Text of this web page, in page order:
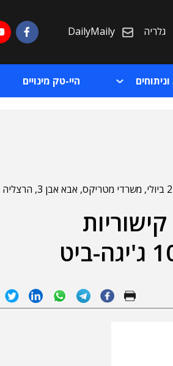
גלריה DailyMaily
היי-טק מינויים